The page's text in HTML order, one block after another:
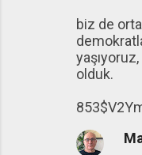
biz de
olduk.